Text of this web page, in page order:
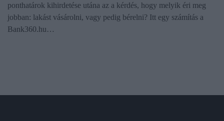
ponthatárok kihirdetése utána az a kérdés, hogy melyik éri meg
jobban: lakást vásárolni, vagy pedig bérelni? Itt egy számítás a
Bank360.hu…